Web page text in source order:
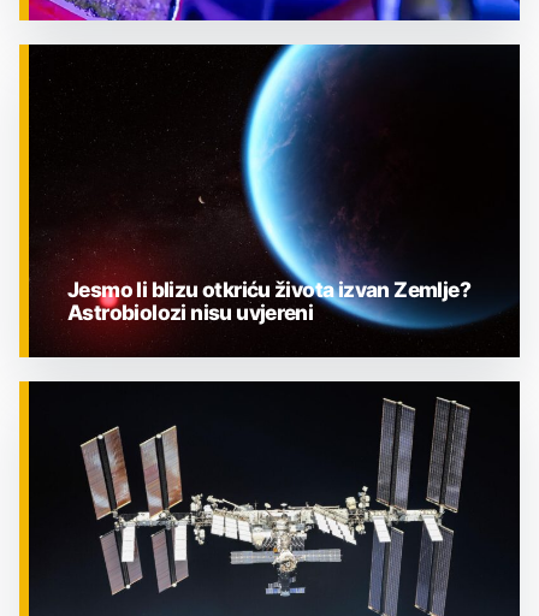
Jesmo li blizu otkriću života izvan Zemlje?
Astrobiolozi nisu uvjereni